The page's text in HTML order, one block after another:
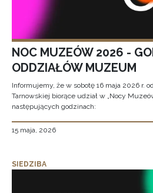
NOC MUZEÓW 2026 -
ODDZIAŁÓW MUZEUM
Informujemy, że w sobotę 16 maja 2026 r.
Tarnowskiej biorące udział w „Nocy
następujących godzinach:
15 maja, 2026
SIEDZIBA